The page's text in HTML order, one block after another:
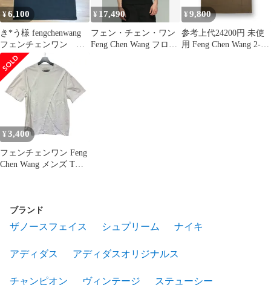
¥6,100
き*う様 fengchenwang
フェンチェンワン パ
ネルドカラーTシャツ
¥ 17,490
フェン・チェン・ワン
Feng Chen Wang フロン
¥ 9,800
参考上代24200円 未使
用 Feng Chen Wang 2-In-
¥ 3,400
フェンチェンワン Feng
Chen Wang メンズ Tシ
ブランド
ザノースフェイス シュプリーム ナイキ
アディダス アディダスオリジナルス
チャンピオン ヴィンテージ ステューシー